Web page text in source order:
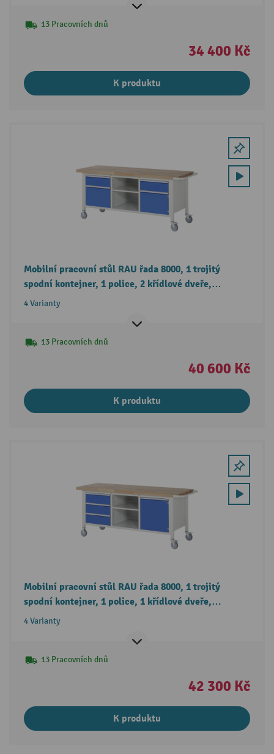
13 Pracovních dnů
34 400 Kč
K produktu
Mobilní pracovní stůl RAU řada 8000, 1 trojitý
spodní kontejner, 1 police, 2 křídlové dveře,
2 zásuvky, výška 880-1080 mm
4 Varianty
13 Pracovních dnů
40 600 Kč
K produktu
Mobilní pracovní stůl RAU řada 8000, 1 trojitý
spodní kontejner, 1 police, 1 křídlové dveře,
3 zásuvky, výška 880-1080 mm
4 Varianty
13 Pracovních dnů
42 300 Kč
K produktu